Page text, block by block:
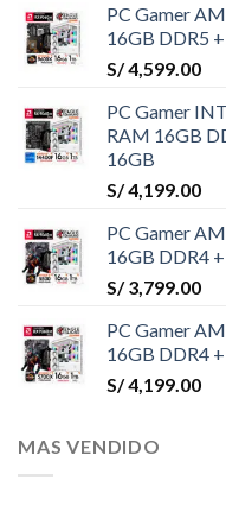
PC Gamer
16GB DDR5
S/4,599.00
PC Gamer
RAM 16GB
16GB
S/4,199.00
PC Gamer
16GB DDR4
S/3,799.00
PC Gamer
16GB DDR4
S/4,199.00
MAS VENDIDO